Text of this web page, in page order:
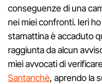
conseguenze di una
nei miei confronti. Ieri
stamattina è accaduto
raggiunta da alcun
miei avvocati di
Santanchè, aprendo la